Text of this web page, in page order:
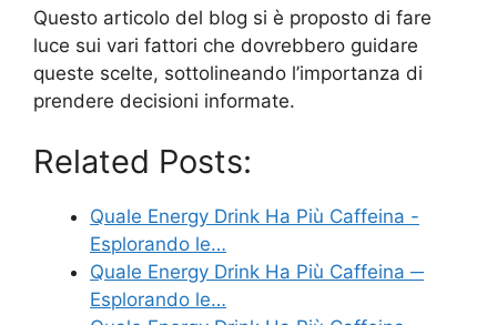
Questo articolo del blog si è proposto di fare
luce sui vari fattori che dovrebbero guidare
queste scelte, sottolineando l’importanza di
prendere decisioni informate.
Related Posts:
Quale Energy Drink Ha Più Caffeina -
Esplorando le…
Quale Energy Drink Ha Più Caffeina ─
Esplorando le…